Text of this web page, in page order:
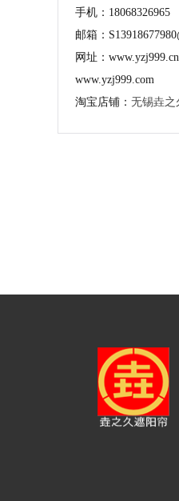
手机：18068326965
邮箱：
网址：www.yzj999.cn
www.yzj999.com
淘宝店铺： 无锡垚之